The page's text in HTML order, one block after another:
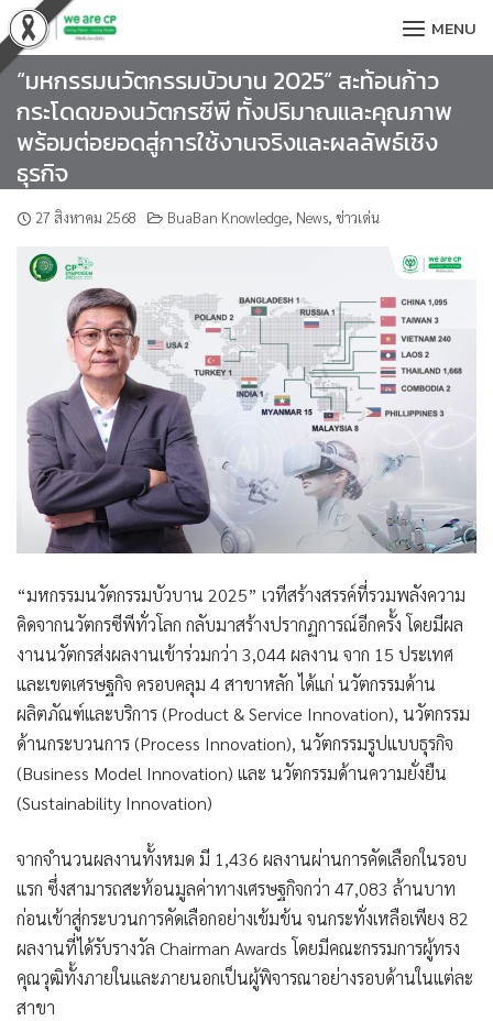
Skip
to
content
MENU
“มหกรรมนวัตกรรมบัวบาน 2025” สะท้อนก้าว
กระโดดของนวัตกรซีพี ทั้งปริมาณและคุณภาพ
พร้อมต่อยอดสู่การใช้งานจริงและผลลัพธ์เชิง
ธุรกิจ
27 สิงหาคม 2568 BuaBan Knowledge, News, ข่าวเด่น
“มหกรรมนวัตกรรมบัวบาน 2025” เวทีสร้างสรรค์ที่รวมพลังความ
คิดจากนวัตกรซีพีทั่วโลก กลับมาสร้างปรากฏการณ์อีกครั้ง โดยมีผล
งานนวัตกรส่งผลงานเข้าร่วมกว่า 3,044 ผลงาน จาก 15 ประเทศ
และเขตเศรษฐกิจ ครอบคลุม 4 สาขาหลัก ได้แก่ นวัตกรรมด้าน
ผลิตภัณฑ์และบริการ (Product & Service Innovation), นวัตกรรม
ด้านกระบวนการ (Process Innovation), นวัตกรรมรูปแบบธุรกิจ
(Business Model Innovation) และ นวัตกรรมด้านความยั่งยืน
(Sustainability Innovation)
จากจำนวนผลงานทั้งหมด มี 1,436 ผลงานผ่านการคัดเลือกในรอบ
แรก ซึ่งสามารถสะท้อนมูลค่าทางเศรษฐกิจกว่า 47,083 ล้านบาท
ก่อนเข้าสู่กระบวนการคัดเลือกอย่างเข้มข้น จนกระทั่งเหลือเพียง 82
ผลงานที่ได้รับรางวัล Chairman Awards โดยมีคณะกรรมการผู้ทรง
คุณวุฒิทั้งภายในและภายนอกเป็นผู้พิจารณาอย่างรอบด้านในแต่ละ
สาขา